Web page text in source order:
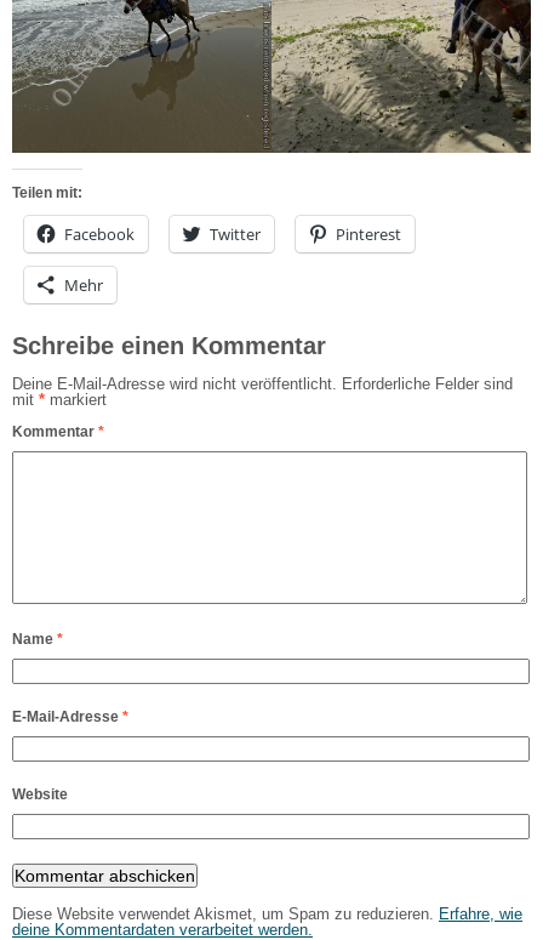
Teilen mit:
Facebook Twitter Pinterest
Mehr
Schreibe einen Kommentar
Deine E-Mail-Adresse wird nicht veröffentlicht. Erforderliche Felder sind
mit * markiert
Kommentar *
Name *
E-Mail-Adresse *
Website
Diese Website verwendet Akismet, um Spam zu reduzieren. Erfahre, wie
deine Kommentardaten verarbeitet werden.